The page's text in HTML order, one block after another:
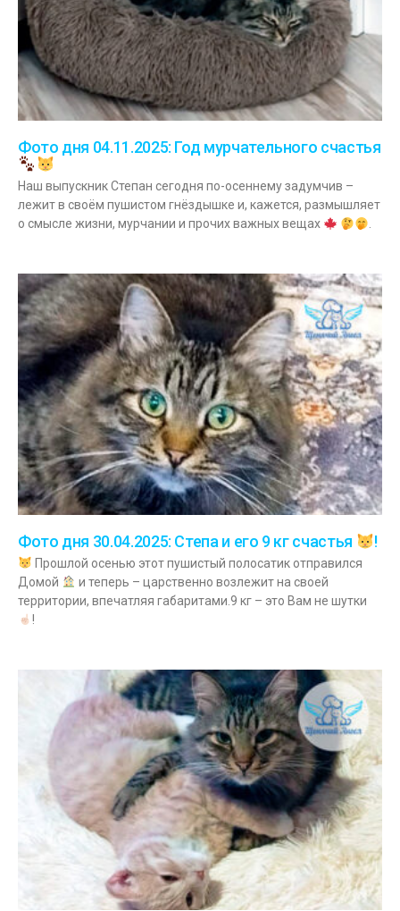
Фото дня 04.11.2025: Год мурчательного счастья
Наш выпускник Степан сегодня по-осеннему задумчив –
лежит в своём пушистом гнёздышке и, кажется, размышляет
о смысле жизни, мурчании и прочих важных вещах
.
Фото дня 30.04.2025: Степа и его 9 кг счастья !
Прошлой осенью этот пушистый полосатик отправился
Домой
и теперь – царственно возлежит на своей
территории, впечатляя габаритами.9 кг – это Вам не шутки
!